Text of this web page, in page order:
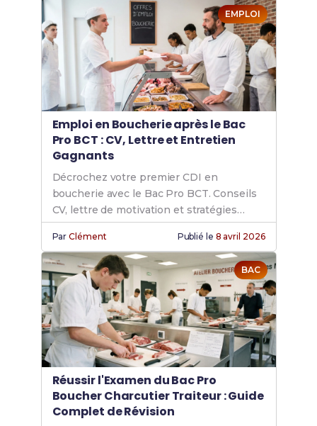
EMPLOI
Emploi en Boucherie après le Bac
Pro BCT : CV, Lettre et Entretien
Gagnants
Décrochez votre premier CDI en
boucherie avec le Bac Pro BCT. Conseils
CV, lettre de motivation et stratégies
d'entretien pour réussir.
ParClément Publié le 8 avril 2026
BAC
Réussir l'Examen du Bac Pro
Boucher Charcutier Traiteur : Guide
Complet de Révision